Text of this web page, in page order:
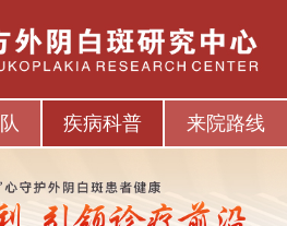
疾病科普 来院路线